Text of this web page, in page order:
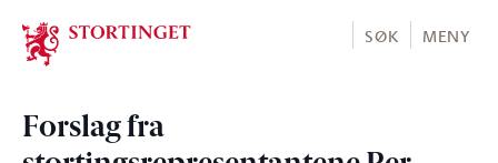
Stortinget.no
SØK MENY
Forslag fra